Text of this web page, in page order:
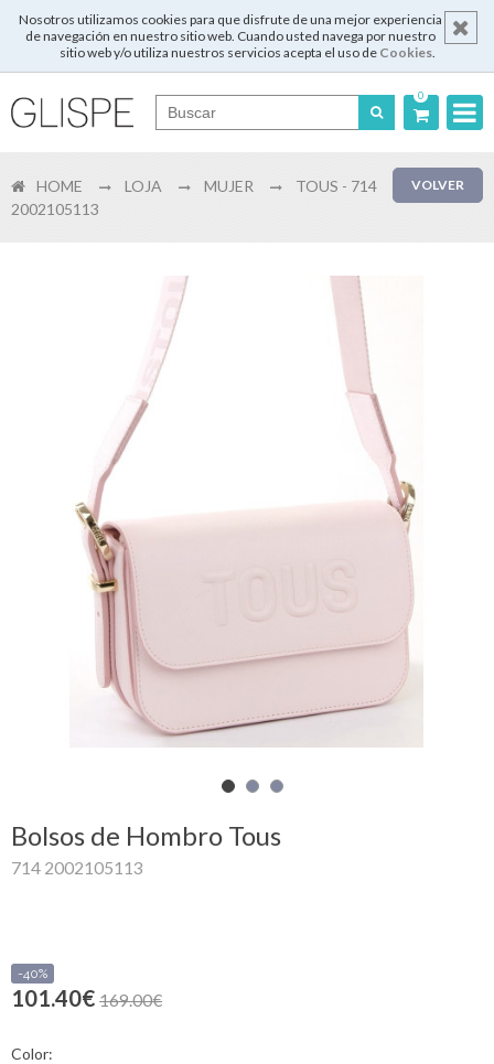
Nosotros utilizamos cookies para que disfrute de una mejor experiencia
de navegación en nuestro sitio web. Cuando usted navega por nuestro
sitio web y/o utiliza nuestros servicios acepta el uso de Cookies.
0
English
Français
Login
Mujer
Hombre
VOLVER
HOME LOJA MUJER
TOUS - 714
2002105113
Bolsos de Hombro Tous
714 2002105113
-40%
101.40€ 169.00€
Color: